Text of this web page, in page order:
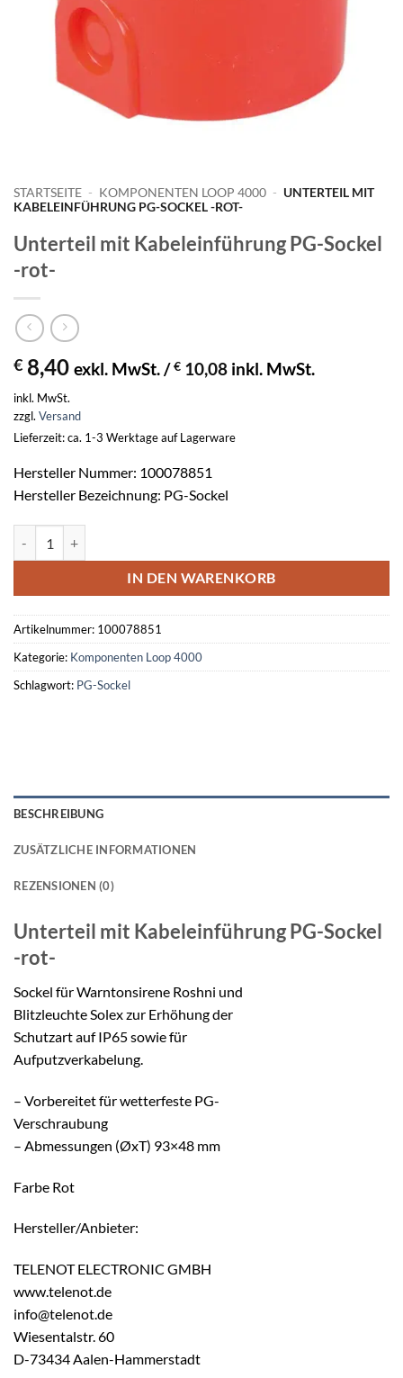
STARTSEITE - KOMPONENTEN LOOP 4000 - UNTERTEIL MIT
KABELEINFÜHRUNG PG-SOCKEL -ROT-
Unterteil mit Kabeleinführung PG-Sockel
-rot-
€ 8,40 exkl. MwSt. /€ 10,08 inkl. MwSt.
inkl. MwSt.
zzgl. Versand
Lieferzeit: ca. 1-3 Werktage auf Lagerware
Hersteller Nummer: 100078851
Hersteller Bezeichnung: PG-Sockel
IN DEN WARENKORB
Artikelnummer: 100078851
Kategorie: Komponenten Loop 4000
Schlagwort: PG-Sockel
BESCHREIBUNG
ZUSÄTZLICHE INFORMATIONEN
REZENSIONEN (0)
Unterteil mit KabeleinführungPG-Sockel
-rot-
Sockel für Warntonsirene Roshni und
Blitzleuchte Solex zur Erhöhung der
Schutzart auf IP65 sowie für
Aufputzverkabelung.
– Vorbereitet für wetterfeste PG-
Verschraubung
– Abmessungen (ØxT) 93×48 mm
Farbe Rot
Hersteller/Anbieter:
TELENOT ELECTRONIC GMBH
www.telenot.de
info@telenot.de
Wiesentalstr. 60
D-73434 Aalen-Hammerstadt